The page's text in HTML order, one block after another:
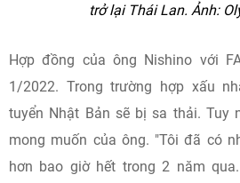
trở lại Thái Lan. Ảnh:
Hợp đồng của ông Nishino với
1/2022. Trong trường hợp xấu
tuyển Nhật Bản sẽ bị sa thải. Tuy
mong muốn của ông. "Tôi đã có
hơn bao giờ hết trong 2 năm